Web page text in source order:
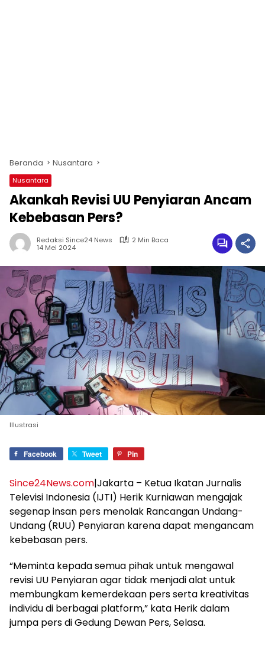
Beranda Nusantara
Nusantara
Akankah Revisi UU Penyiaran Ancam
Kebebasan Pers?
Redaksi Since24 News
2 Min Baca
14 Mei 2024
Illustrasi
Facebook Tweet Pin
Since24News.com|Jakarta – Ketua Ikatan Jurnalis
Televisi Indonesia (IJTI) Herik Kurniawan mengajak
segenap insan pers menolak Rancangan Undang-
Undang (RUU) Penyiaran karena dapat mengancam
kebebasan pers.
“Meminta kepada semua pihak untuk mengawal
revisi UU Penyiaran agar tidak menjadi alat untuk
membungkam kemerdekaan pers serta kreativitas
individu di berbagai platform,” kata Herik dalam
jumpa pers di Gedung Dewan Pers, Selasa.